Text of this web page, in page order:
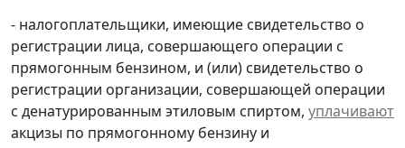
- налогоплательщики, имеющие свидетельство о
регистрации лица, совершающего операции с
прямогонным бензином, и (или) свидетельство о
регистрации организации, совершающей операции
с денатурированным этиловым спиртом, уплачивают
акцизы по прямогонному бензину и